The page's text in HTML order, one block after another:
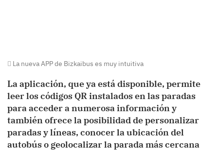
La nueva APP de Bizkaibus es muy intuitiva
La aplicación, que ya está disponible, permite
leer los códigos QR instalados en las paradas
para acceder a numerosa información y
también ofrece la posibilidad de personalizar
paradas y líneas, conocer la ubicación del
autobús o geolocalizar la parada más cercana